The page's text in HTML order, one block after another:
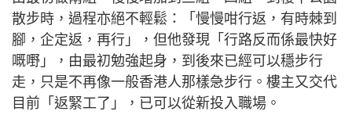
散步時，過程亦絕不輕鬆：「慢慢咁行返，有時棘到
腳，企定返，再行」，但他發現「行路反而係最快好
嘅嘢」，由最初勉強起身，到後來已經可以穩步行
走，只是不再像一般香港人那樣急步行。樓主又交代
目前「返緊工了」，已可以從新投入職場。